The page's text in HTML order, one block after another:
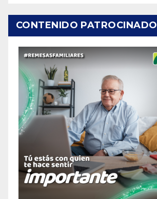
CONTENIDO PATROCINADO